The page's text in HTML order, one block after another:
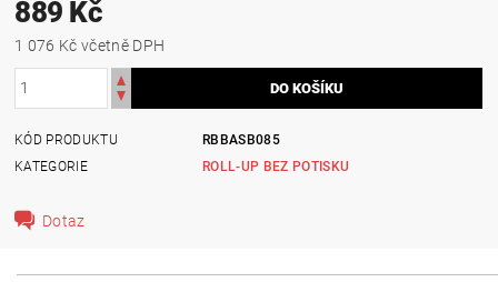
889 Kč
1 076 Kč včetně DPH
KÓD PRODUKTU
RBBASB085
KATEGORIE
ROLL-UP BEZ POTISKU
Dotaz